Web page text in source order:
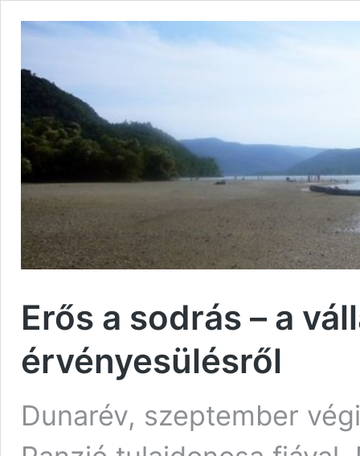
Erős a sodrás – a
érvényesülésről
Dunarév, szeptember